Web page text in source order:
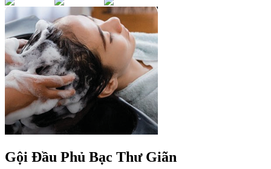
Gội Đầu Phủ Bạc Thư Giãn